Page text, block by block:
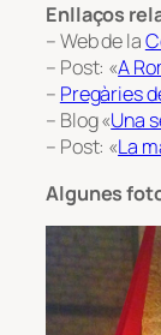
Enllaços
– Web de la
– Post: «A
– Pregàries
– Blog «Una
– Post: «La
Algunes